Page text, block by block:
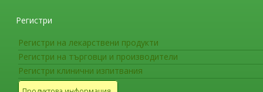
Регистри
Регистри на лекарствени продукти
Регистри на търговци и производители
Регистри клинични изпитвания
Портал на Европейския съюз (EU)
Европейска комисия (EC)